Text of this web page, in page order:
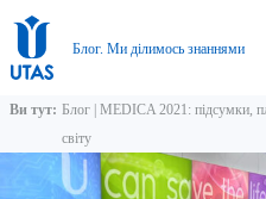
Блог. Ми ділимось знаннями
Ви тут: Блог MEDICA 2021: підсумки,
світу